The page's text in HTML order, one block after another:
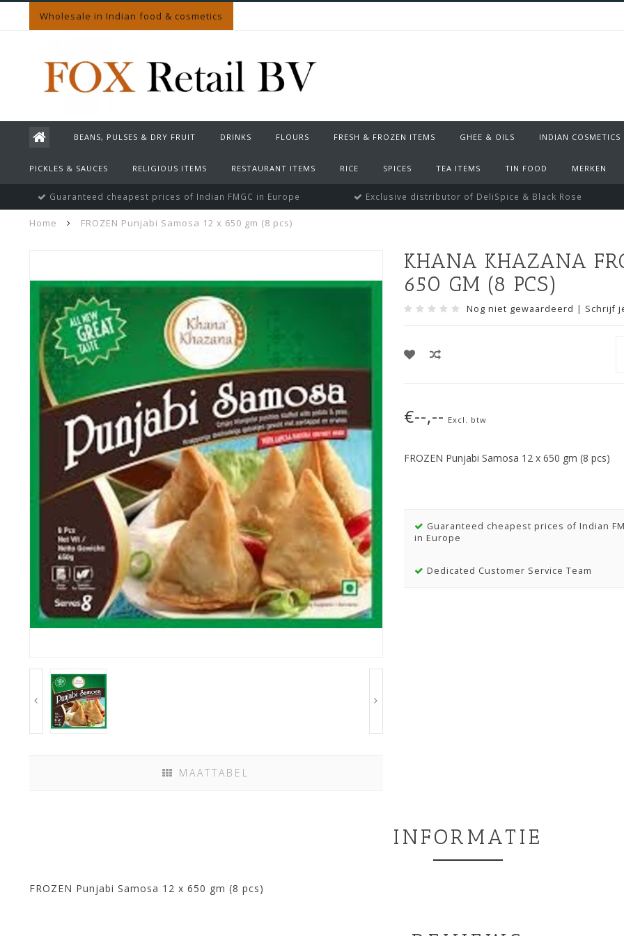
Wholesale in Indian food & cosmetics
BEANS, PULSES & DRY FRUIT DRINKS FLOURS FRESH & FROZEN ITEMS GHEE & OILS INDIAN COSMETICS
PICKLES & SAUCES RELIGIOUS ITEMS RESTAURANT ITEMS RICE SPICES TEA ITEMS TIN FOOD MERKEN
Guaranteed cheapest prices of Indian FMGC in Europe Exclusive distributor of DeliSpice & Black Rose
Home FROZEN Punjabi Samosa 12 x 650 gm (8 pcs)
MAATTABEL
KHANA KHAZANA
650 GM (8 PCS)
Nog niet gewaardeerd | Schrijf
€--,-- Excl. btw
FROZEN Punjabi Samosa 12 x 650 gm (8 pcs)
Guaranteed cheapest prices of Indian
in Europe
Dedicated Customer Service Team
INFORMATIE
FROZEN Punjabi Samosa 12 x 650 gm (8 pcs)